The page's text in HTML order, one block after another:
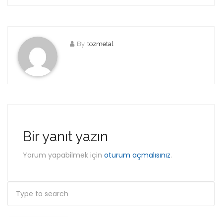
By tozmetal
Bir yanıt yazın
Yorum yapabilmek için oturum açmalısınız.